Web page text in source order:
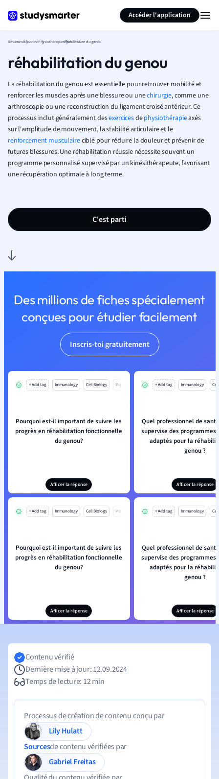
Accéder l'application
ResumesMédecinePhysiothérapieréhabilitation du genou
réhabilitation du genou
La réhabilitation du genou est essentielle pour retrouver mobilité et
renforcer les muscles après une blessure ou unechirurgie, comme une
arthroscopie ou une reconstruction du ligament croisé antérieur. Ce
processus inclut généralement desexercicesdephysiothérapieaxés
sur l'amplitude de mouvement, la stabilité articulaire et le
renforcement musculaireciblé pour réduire la douleur et prévenir de
futures blessures. Une réhabilitation réussie nécessite souvent un
programme personnalisé supervisé par un kinésithérapeute, favorisant
une récupération optimale à long terme.
C'est parti
Des millions de fiches spécialement
conçues pour étudier facilement
Inscris-toi gratuitement
+ Add tag Immunology Cell Biology Mo
Pourquoi est-il important de suivre les
progrès en réhabilitation fonctionnelle
du genou?
Afficer la réponse
+ Add tag Immunology
Quel professionnel de
supervise des programmes
adaptés pour la
genou ?
Afficer la réponse
+ Add tag Immunology Cell Biology Mo
Pourquoi est-il important de suivre les
progrès en réhabilitation fonctionnelle
du genou?
Afficer la réponse
+ Add tag Immunology
Quel professionnel de
supervise des programmes
adaptés pour la
genou ?
Afficer la réponse
Résumer la page
Contenu vérifié
Dernière mise à jour: 12.09.2024
Temps de lecture: 12 min
Processus de création de contenu conçu par
Lily Hulatt
Sourcesde contenu vérifiées par
Gabriel Freitas